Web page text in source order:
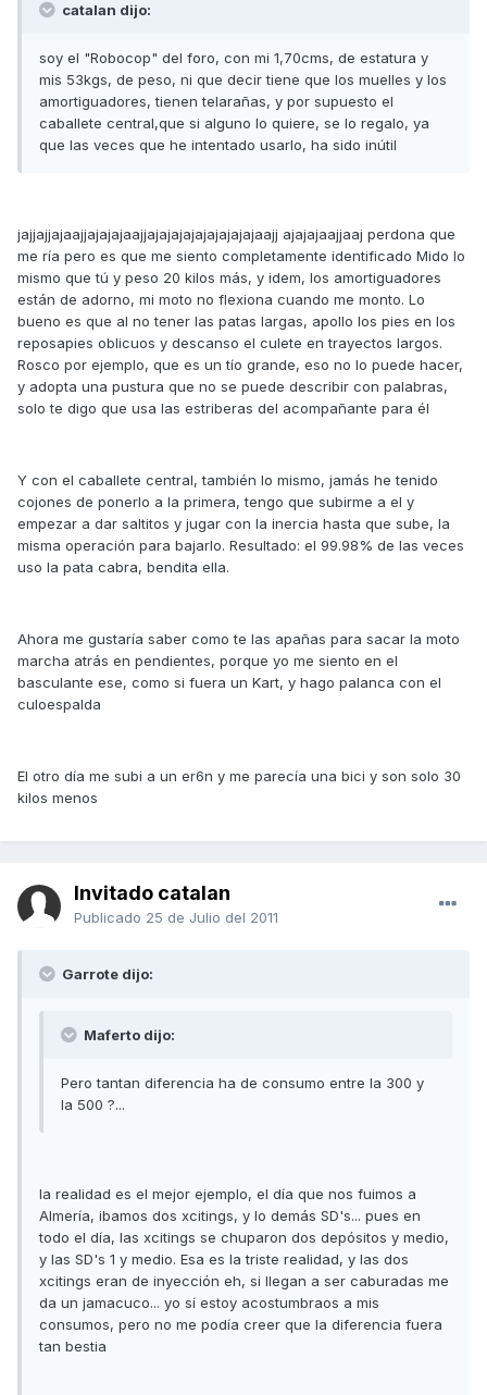
catalan dijo:
soy el "Robocop" del foro, con mi 1,70cms, de estatura y
mis 53kgs, de peso, ni que decir tiene que los muelles y los
amortiguadores, tienen telarañas, y por supuesto el
caballete central,que si alguno lo quiere, se lo regalo, ya
que las veces que he intentado usarlo, ha sido inútil
jajjajjajaajjajajajaajjajajajajajajajajajaajj ajajajaajjaaj perdona que
me ría pero es que me siento completamente identificado Mido lo
mismo que tú y peso 20 kilos más, y idem, los amortiguadores
están de adorno, mi moto no flexiona cuando me monto. Lo
bueno es que al no tener las patas largas, apollo los pies en los
reposapies oblicuos y descanso el culete en trayectos largos.
Rosco por ejemplo, que es un tío grande, eso no lo puede hacer,
y adopta una pustura que no se puede describir con palabras,
solo te digo que usa las estriberas del acompañante para él
Y con el caballete central, también lo mismo, jamás he tenido
cojones de ponerlo a la primera, tengo que subirme a el y
empezar a dar saltitos y jugar con la inercia hasta que sube, la
misma operación para bajarlo. Resultado: el 99.98% de las veces
uso la pata cabra, bendita ella.
Ahora me gustaría saber como te las apañas para sacar la moto
marcha atrás en pendientes, porque yo me siento en el
basculante ese, como si fuera un Kart, y hago palanca con el
culoespalda
El otro día me subi a un er6n y me parecía una bici y son solo 30
kilos menos
Invitado catalan
Publicado 25 de Julio del 2011
Garrote dijo:
Maferto dijo:
Pero tantan diferencia ha de consumo entre la 300 y
la 500 ?...
la realidad es el mejor ejemplo, el día que nos fuimos a
Almería, ibamos dos xcitings, y lo demás SD's... pues en
todo el día, las xcitings se chuparon dos depósitos y medio,
y las SD's 1 y medio. Esa es la triste realidad, y las dos
xcitings eran de inyección eh, si llegan a ser caburadas me
da un jamacuco... yo sí estoy acostumbraos a mis
consumos, pero no me podía creer que la diferencia fuera
tan bestia